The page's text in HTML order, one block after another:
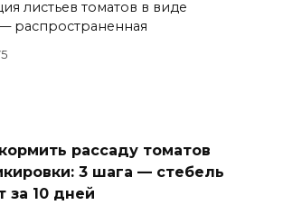
листьев томатов в виде
распространенная
рассаду томатов
3 шага — стебель
за 10 дней